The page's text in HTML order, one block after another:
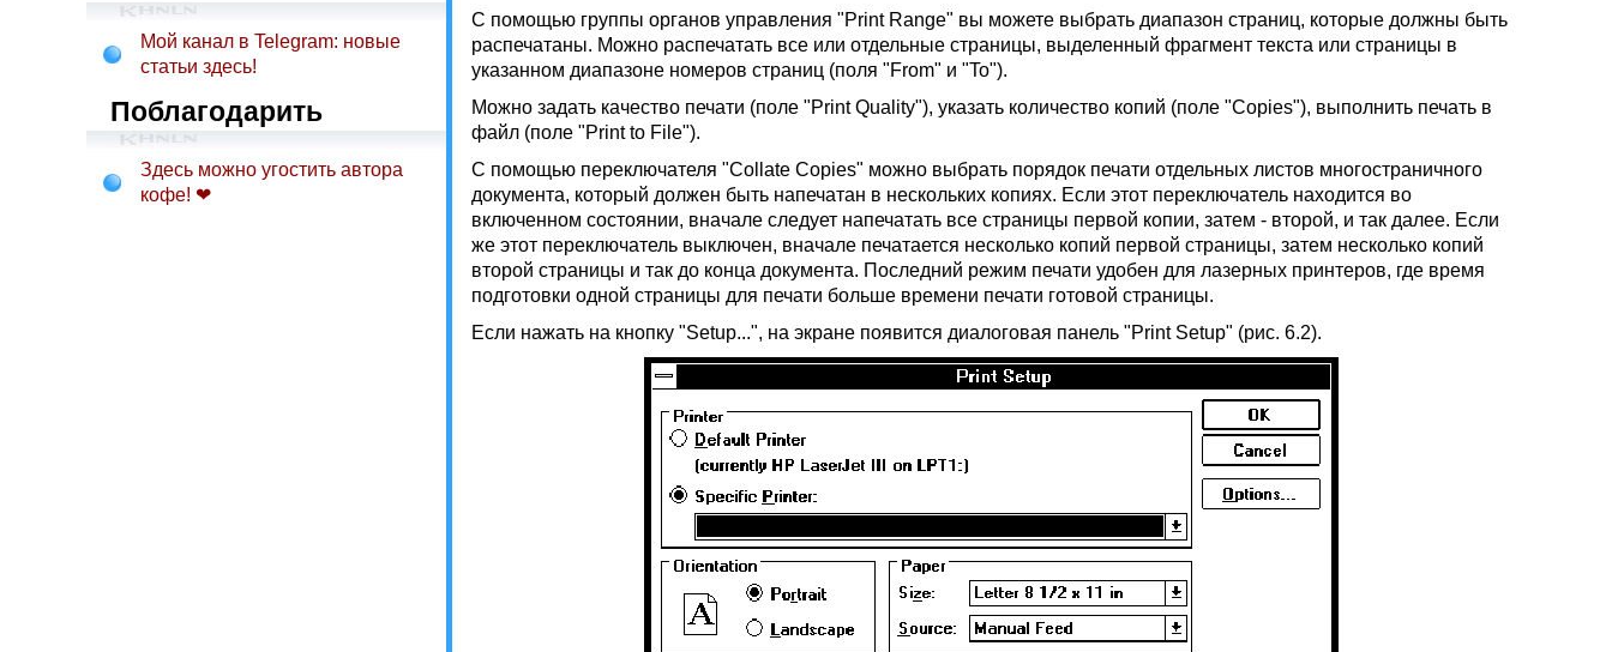
Мой канал в Telegram: новые
статьи здесь!
Поблагодарить
Здесь можно угостить автора
кофе! ❤
С помощью группы органов управления "Print Range" вы можете выбрать диапазон страниц, которые должны быть
распечатаны. Можно распечатать все или отдельные страницы, выделенный фрагмент текста или страницы в
указанном диапазоне номеров страниц (поля "From" и "To").
Можно задать качество печати (поле "Print Quality"), указать количество копий (поле "Copies"), выполнить печать в
файл (поле "Print to File").
С помощью переключателя "Collate Copies" можно выбрать порядок печати отдельных листов многостраничного
документа, который должен быть напечатан в нескольких копиях. Если этот переключатель находится во
включенном состоянии, вначале следует напечатать все страницы первой копии, затем - второй, и так далее. Если
же этот переключатель выключен, вначале печатается несколько копий первой страницы, затем несколько копий
второй страницы и так до конца документа. Последний режим печати удобен для лазерных принтеров, где время
подготовки одной страницы для печати больше времени печати готовой страницы.
Если нажать на кнопку "Setup...", на экране появится диалоговая панель "Print Setup" (рис. 6.2).